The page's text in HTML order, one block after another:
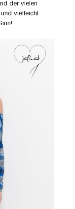
der vielen
vielleicht